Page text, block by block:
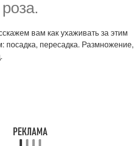
вам как ухаживать за этим
посадка, пересадка. Размножение,